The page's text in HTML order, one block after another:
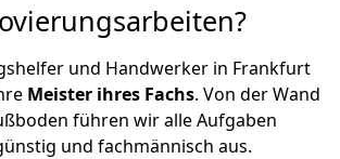
und Handwerker in Frankfurt
Meister ihres Fachs. Von der Wand
führen wir alle Aufgaben
und fachmännisch aus.